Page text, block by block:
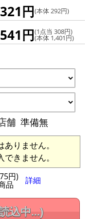
321円(本体 292円)
円(1点当 308円)
(本体 1,401円)
舗 準備無
りません。
きません。
円)
品 詳細
込中...)